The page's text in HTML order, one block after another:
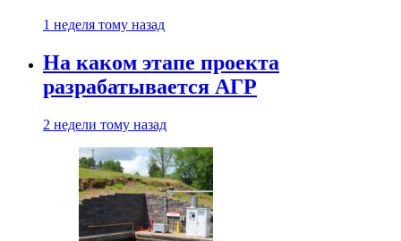
1 неделя тому назад
На каком этапе проекта
разрабатывается АГР
2 недели тому назад